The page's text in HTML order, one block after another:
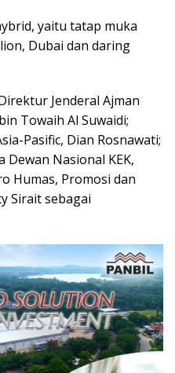
yaitu tatap muka
Dubai dan daring
Jenderal Ajman
Towaih Al Suwaidi;
Pasific, Dian Rosnawati;
Dewan Nasional KEK,
Humas, Promosi dan
Sirait sebagai